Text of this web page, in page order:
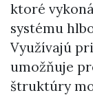
ktoré
systému
Využívajú
umožňuje
štruktúry